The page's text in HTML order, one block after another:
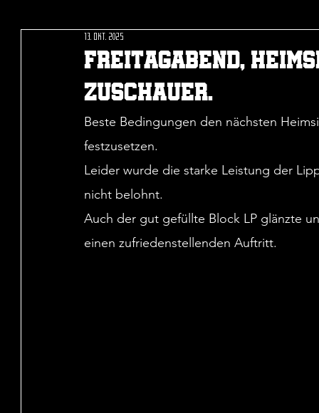
Freitagabend,
Zuschauer.
13. Okt. 2025
Beste Bedingungen den nächsten
festzusetzen.
Leider wurde die starke Leistung der
nicht belohnt.
Auch der gut gefüllte Block LP glänzte
einen zufriedenstellenden Auftritt.